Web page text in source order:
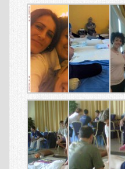
Qi Gong Insegnante
TAI CHI
Tai Chi Presentazioni
Tai Chi Corsi
Tai Chi Insegnante
Tai Chi Galleria
YOGA
Yoga Presentazioni